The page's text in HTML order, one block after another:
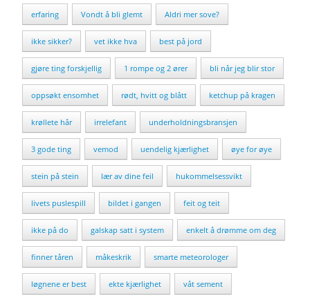
erfaring Vondt å bli glemt Aldri mer sove?
ikke sikker? vet ikke hva best på jord
gjøre ting forskjellig 1 rompe og 2 ører bli når jeg blir stor
oppsøkt ensomhet rødt, hvitt og blått ketchup på kragen
krøllete hår irrelefant underholdningsbransjen
3 gode ting vemod uendelig kjærlighet øye for øye
stein på stein lær av dine feil hukommelsessvikt
livets puslespill bildet i gangen feit og teit
ikke på do galskap satt i system enkelt å drømme om deg
finner tåren måkeskrik smarte meteorologer
løgnene er best ekte kjærlighet våt sement